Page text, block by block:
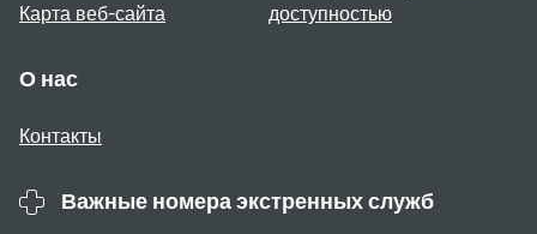
Карта веб-сайта
доступностью
О нас
Контакты
Важные номера экстренных служб